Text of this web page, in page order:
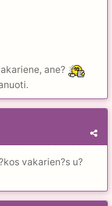
ane?
vakarien?s u?